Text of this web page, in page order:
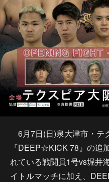
6月7日(日)泉大津市・テ
『DEEP☆KICK 78』の追
れている戦闘員1号vs堀井
イトルマッチに加え、